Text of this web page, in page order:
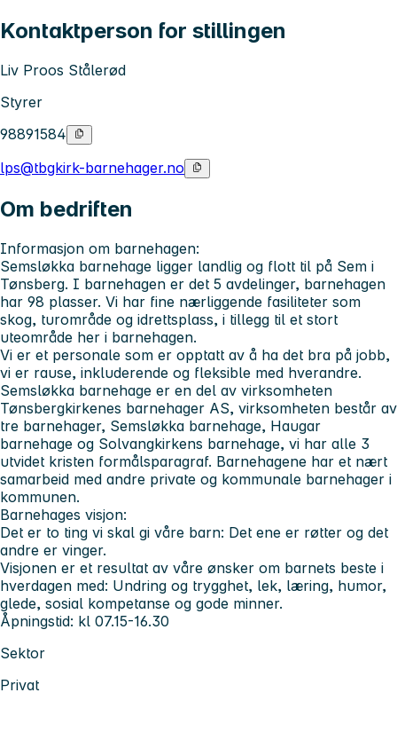
Kontaktperson for stillingen
Liv Proos Stålerød
Styrer
98891584
lps@tbgkirk-barnehager.no
Om bedriften
Informasjon om barnehagen:
Semsløkka barnehage ligger landlig og flott til på Sem i
Tønsberg. I barnehagen er det 5 avdelinger, barnehagen
har 98 plasser. Vi har fine nærliggende fasiliteter som
skog, turområde og idrettsplass, i tillegg til et stort
uteområde her i barnehagen.
Vi er et personale som er opptatt av å ha det bra på jobb,
vi er rause, inkluderende og fleksible med hverandre.
Semsløkka barnehage er en del av virksomheten
Tønsbergkirkenes barnehager AS, virksomheten består av
tre barnehager, Semsløkka barnehage, Haugar
barnehage og Solvangkirkens barnehage, vi har alle 3
utvidet kristen formålsparagraf. Barnehagene har et nært
samarbeid med andre private og kommunale barnehager i
kommunen.
Barnehages visjon:
Det er to ting vi skal gi våre barn: Det ene er røtter og det
andre er vinger.
Visjonen er et resultat av våre ønsker om barnets beste i
hverdagen med: Undring og trygghet, lek, læring, humor,
glede, sosial kompetanse og gode minner.
Åpningstid: kl 07.15-16.30
Sektor
Privat